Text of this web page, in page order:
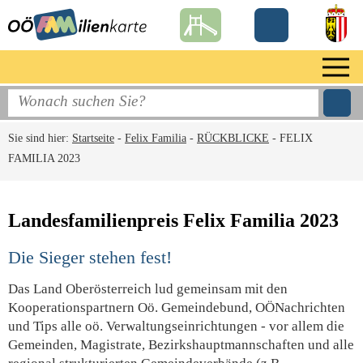
Sie sind hier: Startseite - Felix Familia - RÜCKBLICKE - FELIX
FAMILIA 2023
Landesfamilienpreis Felix Familia 2023
Die Sieger stehen fest!
Das Land Oberösterreich lud gemeinsam mit den
Kooperationspartnern Oö. Gemeindebund, OÖNachrichten
und Tips alle oö. Verwaltungseinrichtungen - vor allem die
Gemeinden, Magistrate, Bezirkshauptmannschaften und alle